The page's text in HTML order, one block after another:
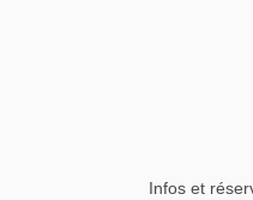
Infos et